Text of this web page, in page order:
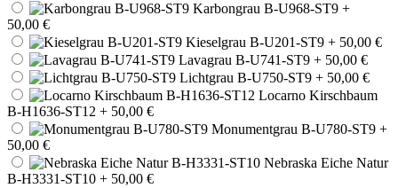
Karbongrau B-U968-ST9 +
50,00 €
Kieselgrau B-U201-ST9 + 50,00 €
Lavagrau B-U741-ST9 + 50,00 €
Lichtgrau B-U750-ST9 + 50,00 €
Locarno Kirschbaum
B-H1636-ST12 + 50,00 €
Monumentgrau B-U780-ST9 +
50,00 €
Nebraska Eiche Natur
B-H3331-ST10 + 50,00 €